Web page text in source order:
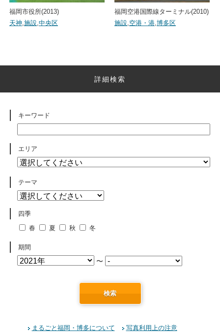
福岡市役所(2013)
天神,施設,中央区
福岡空港国際線ターミナル(2010)
施設,空港・港,博多区
詳細検索
キーワード
エリア
テーマ
四季
春
夏 秋 冬
期間
〜
検索
まるごと福岡・博多について 写真利用上の注意